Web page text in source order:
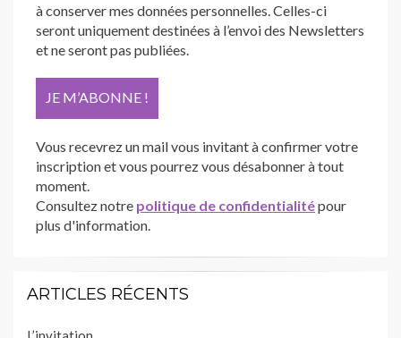
à conserver mes données personnelles. Celles-ci
seront uniquement destinées à l’envoi des Newsletters
et ne seront pas publiées.
Vous recevrez un mail vous invitant à confirmer votre
inscription et vous pourrez vous désabonner à tout
moment.
Consultez notre politique de confidentialitépour
plus d'information.
ARTICLES RÉCENTS